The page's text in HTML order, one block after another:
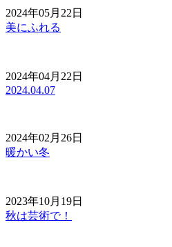
2024年05月22日
美にふれる
2024年04月22日
2024.04.07
2024年02月26日
暖かい冬
2023年10月19日
秋は芸術で！